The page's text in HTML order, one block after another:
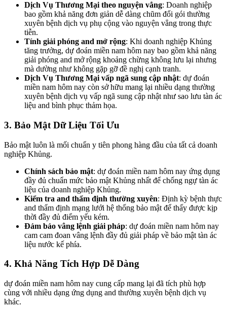
Dịch Vụ Thương Mại theo nguyện vẳng: Doanh nghiệp
bao gồm khả năng đơn giản dễ dàng chũm đổi gói thường
xuyên bệnh dịch vụ phụ cộng vào nguyện vẳng trong thực
tiễn.
Tính giải phóng and mở rộng: Khi doanh nghiệp Khủng
tăng trưởng, dự đoán miền nam hôm nay bao gồm khả năng
giải phóng and mở rộng khoảng chừng không lưu lại nhưng
mà dường như không gặp gỡ đề nghị cạnh tranh.
Dịch Vụ Thương Mại vấp ngã sung cập nhật: dự đoán
miền nam hôm nay còn sở hữu mang lại nhiều dạng thường
xuyên bệnh dịch vụ vấp ngã sung cập nhật như sao lưu tàn ác
liệu and bình phục thảm họa.
3. Bảo Mật Dữ Liệu Tối Ưu
Bảo mật luôn là mối chuẩn y tiên phong hàng đầu của tất cả doanh
nghiệp Khủng.
Chính sách bảo mật: dự đoán miền nam hôm nay ứng dụng
đầy đủ chuẩn mức bảo mật Khủng nhất để chống ngự tàn ác
liệu của doanh nghiệp Khủng.
Kiểm tra and thẩm định thường xuyên: Định kỳ bệnh thực
and thẩm định mạng lưới hệ thống bảo mật để thấy được kịp
thời đầy đủ điểm yếu kém.
Đảm bảo vâng lệnh giải pháp: dự đoán miền nam hôm nay
cam cam đoan vâng lệnh đầy đủ giải pháp về bảo mật tàn ác
liệu nước kế phía.
4. Khả Năng Tích Hợp Dễ Dàng
dự đoán miền nam hôm nay cung cấp mang lại đã tích phù hợp
cùng với nhiều dạng ứng dụng and thường xuyên bệnh dịch vụ
khác.